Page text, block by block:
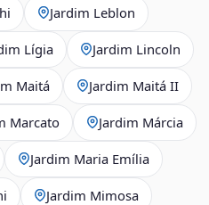
Jardim Leblon
Lígia Jardim Lincoln
Maitá Jardim Maitá II
Marcato Jardim Márcia
Jardim Maria Emília
Jardim Mimosa